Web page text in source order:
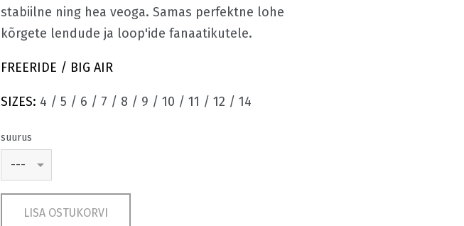
stabiilne ning hea veoga. Samas perfektne lohe
kõrgete lendude ja loop'ide fanaatikutele.
FREERIDE / BIG AIR
SIZES: 4 / 5 / 6 / 7 / 8 / 9 / 10 / 11 / 12 / 14
suurus
LISA OSTUKORVI